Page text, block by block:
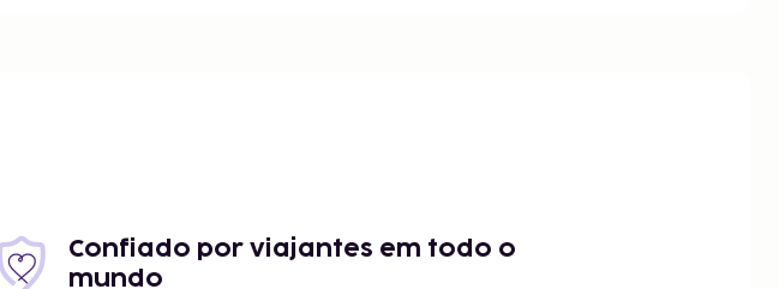
Confiado por viajantes em todo o
mundo